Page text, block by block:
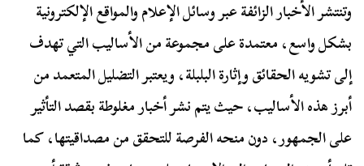
وتنتشر الأخبار الزائفة عبر وسائل الإعلام والمواقع الإلكترونية
بشكل واسع، معتمدة على مجموعة من الأساليب التي تهدف
إلى تشويه الحقائق وإثارة البلبلة، ويعتبر التضليل المتعمد من
أبرز هذه الأساليب، حيث يتم نشر أخبار مغلوطة بقصد التأثير
على الجمهور، دون منحه الفرصة للتحقق من مصداقيتها، كما